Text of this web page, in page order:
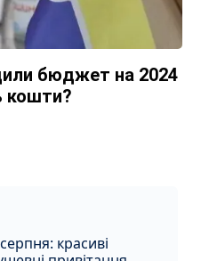
бюджет на 2024
кошти?
красиві